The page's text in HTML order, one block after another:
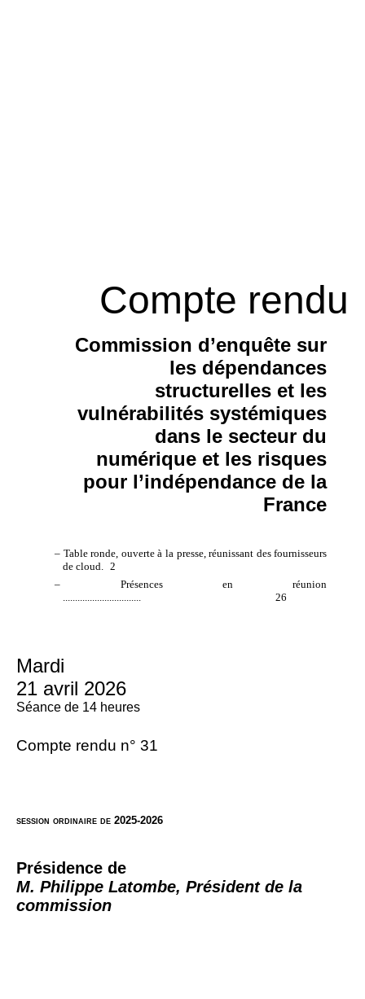
Compte rendu
Commission d’enquête sur
les dépendances
structurelles et les
vulnérabilités systémiques
dans le secteur du
numérique et les risques
pour l’indépendance de la
France
– Table ronde, ouverte à la presse, réunissant des fournisseurs
de cloud. 2
– Présences en réunion
26
Mardi
21 avril 2026
Séance de 14 heures
Compte rendu n° 31
session ordinaire de 2025-2026
Présidence de
M. Philippe Latombe, Président de la
commission